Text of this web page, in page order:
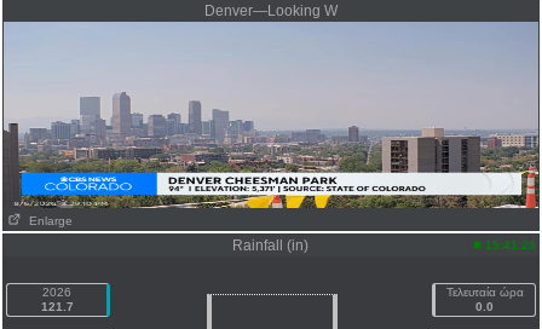
Denver—Looking W
Enlarge
Rainfall (in) 15:41:25
2026
121.7
Τελευταία ώρα
0.0